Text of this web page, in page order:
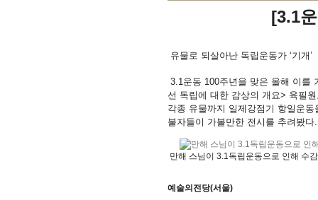
[3.1
유물로 되살아난 독립운동가 ‘기개’
3.1운동 100주년을 맞은 올해 이를
선 독립에 대한 감상의 개요> 육필
각종 유물까지 일제강점기 항일운
불자들이 가볼만한 전시를 추려봤
만해 스님이 3.1독립운동으로 인해 수
예술의전당(서울)